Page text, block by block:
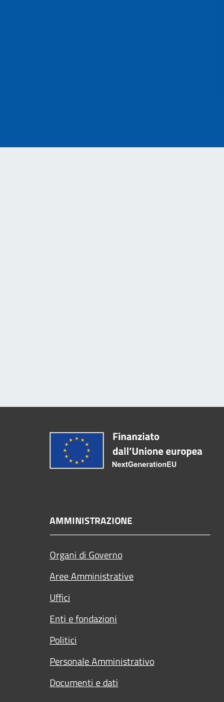
AMMINISTRAZIONE
Organi di Governo
Aree Amministrative
Uffici
Enti e fondazioni
Politici
Personale Amministrativo
Documenti e dati